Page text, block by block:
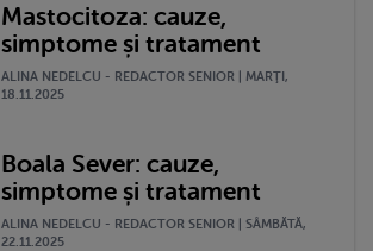
Mastocitoza: cauze,
simptome și tratament
ALINA NEDELCU - REDACTOR SENIOR | MARŢI,
18.11.2025
Boala Sever: cauze,
simptome și tratament
ALINA NEDELCU - REDACTOR SENIOR | SÂMBĂTĂ,
22.11.2025